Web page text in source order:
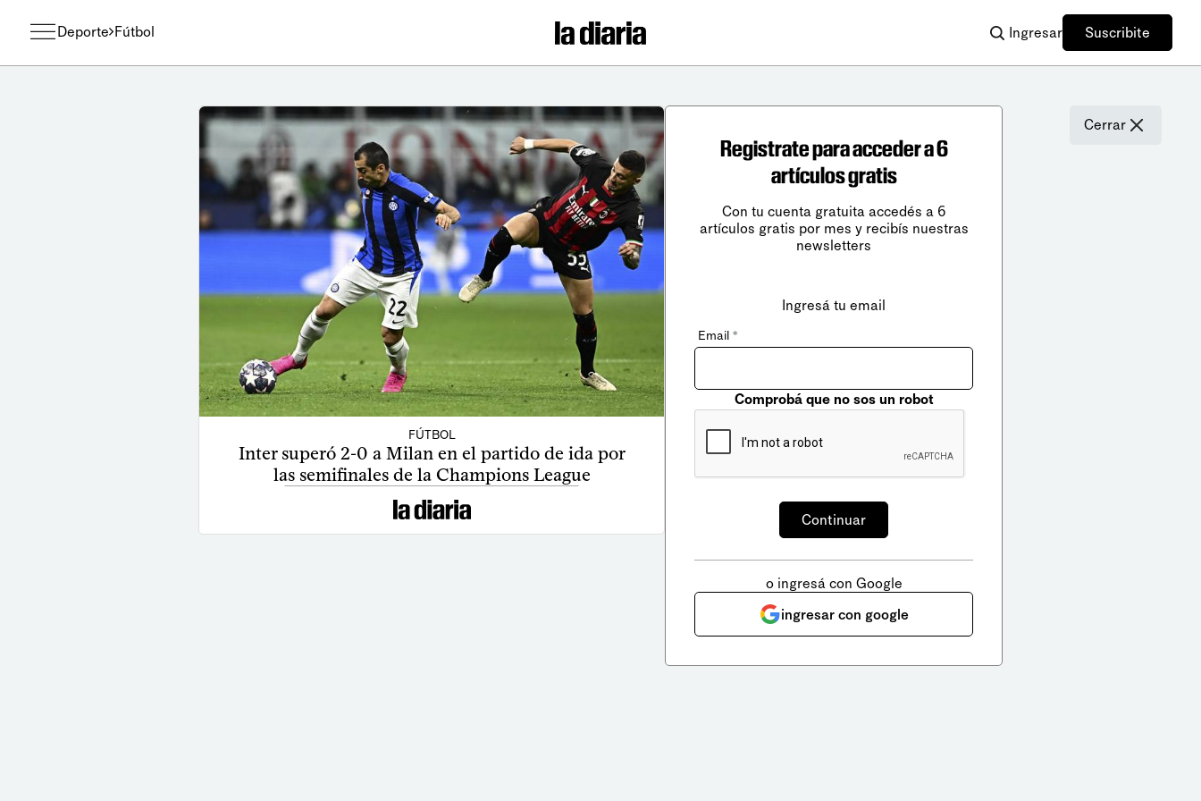
Deporte Fútbol Ingresar Suscribite
FÚTBOL
Inter superó 2-0 a Milan en el partido de ida por
las semifinales de la Champions League
Cerrar
Registrate para acceder a 6
artículos gratis
Con tu cuenta gratuita accedés a 6
artículos gratis por mes y recibís nuestras
newsletters
Ingresá tu email
Email *
Comprobá que no sos un robot
o ingresá con Google
ingresar con google